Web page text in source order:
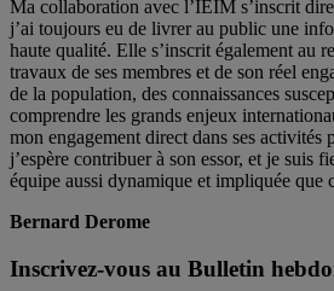
Ma collaboration avec l’IEIM s’inscrit
j’ai toujours eu de livrer au public une
haute qualité. Elle s’inscrit également au
travaux de ses membres et de son réel
de la population, des connaissances
comprendre les grands enjeux
mon engagement direct dans ses activités
j’espère contribuer à son essor, et je suis
équipe aussi dynamique et impliquée que
Bernard Derome
Inscrivez-vous au Bulletin